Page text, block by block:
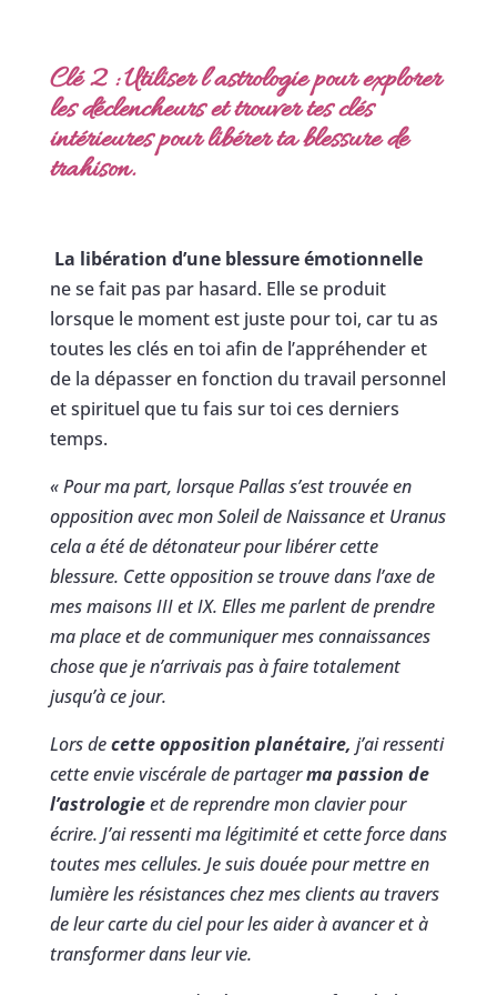
Clé 2 : Utiliser l’astrologie pour explorer
les déclencheurs et trouver tes clés
intérieures pour libérer ta blessure de
trahison.
La libération d’une blessure émotionnelle
ne se fait pas par hasard. Elle se produit
lorsque le moment est juste pour toi, car tu as
toutes les clés en toi afin de l’appréhender et
de la dépasser en fonction du travail personnel
et spirituel que tu fais sur toi ces derniers
temps.
« Pour ma part, lorsque Pallas s’est trouvée en
opposition avec mon Soleil de Naissance et Uranus
cela a été de détonateur pour libérer cette
blessure. Cette opposition se trouve dans l’axe de
mes maisons III et IX. Elles me parlent de prendre
ma place et de communiquer mes connaissances
chose que je n’arrivais pas à faire totalement
jusqu’à ce jour.
Lors decette opposition planétaire, j’ai ressenti
cette envie viscérale de partagerma passion de
l’astrologieet de reprendre mon clavier pour
écrire. J’ai ressenti ma légitimité et cette force dans
toutes mes cellules. Je suis douée pour mettre en
lumière les résistances chez mes clients au travers
de leur carte du ciel pour les aider à avancer et à
transformer dans leur vie.